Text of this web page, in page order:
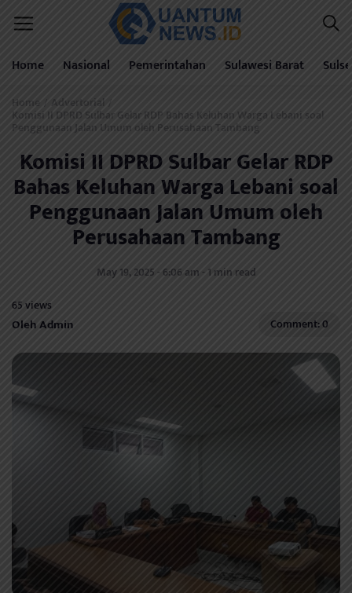
Home Nasional Pemerintahan Sulawesi Barat
Home / Advertorial /
Komisi II DPRD Sulbar Gelar RDP Bahas Keluhan Warga Lebani soal
Penggunaan Jalan Umum oleh Perusahaan Tambang
Komisi II DPRD Sulbar Gelar RDP
Bahas Keluhan Warga Lebani soal
Penggunaan Jalan Umum oleh
Perusahaan Tambang
May 19, 2025 - 6:06 am - 1 min read
65 views
Oleh Admin Comment: 0